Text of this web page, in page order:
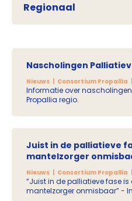
Regionaal
Nascholingen
Nieuws Consortium Propallia
Informatie over
Propallia regio.
Juist in de palliatieve
mantelzorger
Nieuws Consortium Propallia
“Juist in de palliatieve fase
mantelzorger onmisbaar” -